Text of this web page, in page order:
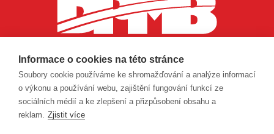
Informace o cookies na této stránce
Soubory cookie používáme ke shromažďování a analýze informací
o výkonu a používání webu, zajištění fungování funkcí ze
sociálních médií a ke zlepšení a přizpůsobení obsahu a
reklam. Zjistit více